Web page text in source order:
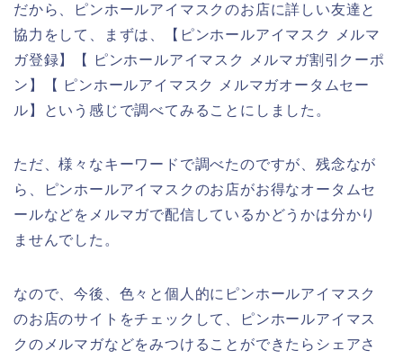
だから、ピンホールアイマスクのお店に詳しい友達と
協力をして、まずは、【ピンホールアイマスク メルマ
ガ登録】【 ピンホールアイマスク メルマガ割引クーポ
ン】【 ピンホールアイマスク メルマガオータムセー
ル】という感じで調べてみることにしました。
ただ、様々なキーワードで調べたのですが、残念なが
ら、ピンホールアイマスクのお店がお得なオータムセ
ールなどをメルマガで配信しているかどうかは分かり
ませんでした。
なので、今後、色々と個人的にピンホールアイマスク
のお店のサイトをチェックして、ピンホールアイマス
クのメルマガなどをみつけることができたらシェアさ